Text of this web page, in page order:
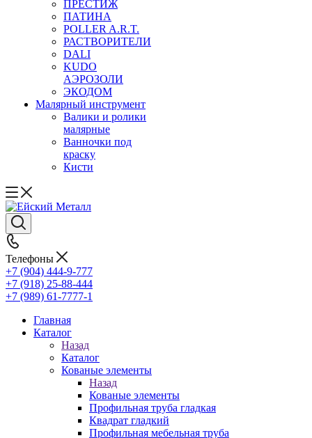
ПРЕСТИЖ
ПАТИНА
POLLER A.R.T.
РАСТВОРИТЕЛИ
DALI
KUDO
АЭРОЗОЛИ
ЭКОДОМ
Малярный инструмент
Валики и ролики
малярные
Ванночки под
краску
Кисти
Телефоны
+7 (904) 444-9-777
+7 (918) 25-88-444
+7 (989) 61-7777-1
Главная
Каталог
Назад
Каталог
Кованые элементы
Назад
Кованые элементы
Профильная труба гладкая
Квадрат гладкий
Профильная мебельная труба